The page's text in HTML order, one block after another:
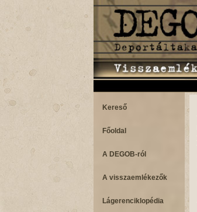
Kereső
Főoldal
A DEGOB-ról
A visszaemlékezők
Lágerenciklopédia